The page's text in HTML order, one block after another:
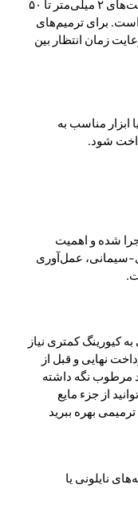
این ملات معمولاً برای ضخامت‌های ۲ میلی‌متر تا ۵۰
برای ترمیم‌های
زمان انتظار بین
ابزار مناسب به
شود.
شده و اهمیت
سیمانی، عمل‌آوری
کیورینگ کمتری نیاز
نهایی و قبل از
مرطوب نگه داشته
از جزء مایع
بهره ببرید
نایلونی یا